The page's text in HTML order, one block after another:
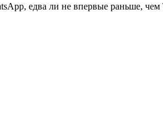
едва ли не впервые раньше, чем